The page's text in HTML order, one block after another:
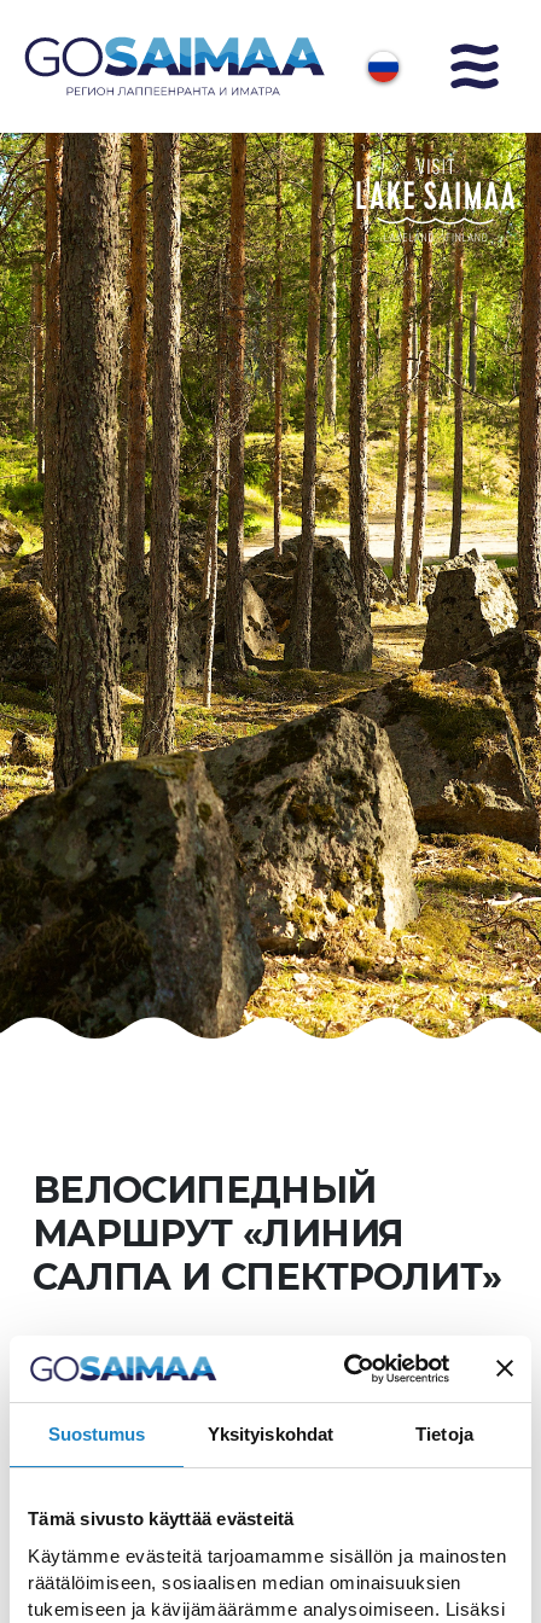
Suostumus Yksityiskohdat Tietoja
Tämä sivusto käyttää evästeitä
Käytämme evästeitä tarjoamamme sisällön ja mainosten
räätälöimiseen, sosiaalisen median ominaisuuksien
tukemiseen ja kävijämäärämme analysoimiseen. Lisäksi
ВЕЛОСИПЕДНЫЙ
МАРШРУТ «ЛИНИЯ
САЛПА И СПЕКТРОЛИТ»
Велосипедный маршрут познакомит вас
с исторической Линией Салпа
Данный маршрут сочетает в себе две
различные темы и может быть пройден
за один или два дня, но рекомендуется